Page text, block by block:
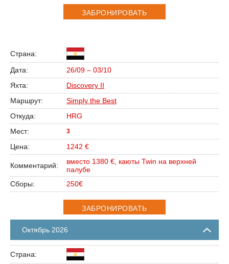
ЗАБРОНИРОВАТЬ
26/09 – 03/10
Discovery II
Simply the Best
HRG
3
1242 €
вместо 1380 €, каюты Twin на верхней
палубе
250€
ЗАБРОНИРОВАТЬ
Октябрь 2026